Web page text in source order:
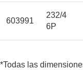
603991
232/4
6P
*Todas las